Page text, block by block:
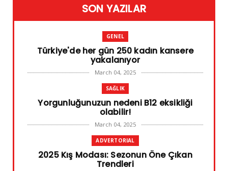
SON YAZILAR
GENEL
Türkiye'de her gün 250 kadın kansere
yakalanıyor
March 04, 2025
SAĞLIK
Yorgunluğunuzun nedeni B12 eksikliği
olabilir!
March 04, 2025
ADVERTORIAL
2025 Kış Modası: Sezonun Öne Çıkan
Trendleri